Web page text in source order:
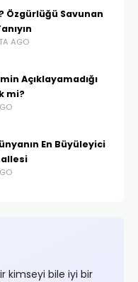
Özgürlüğü Savunan
AGO
Açıklayamadığı
mi?
En Büyüleyici
kimseyi bile iyi bir